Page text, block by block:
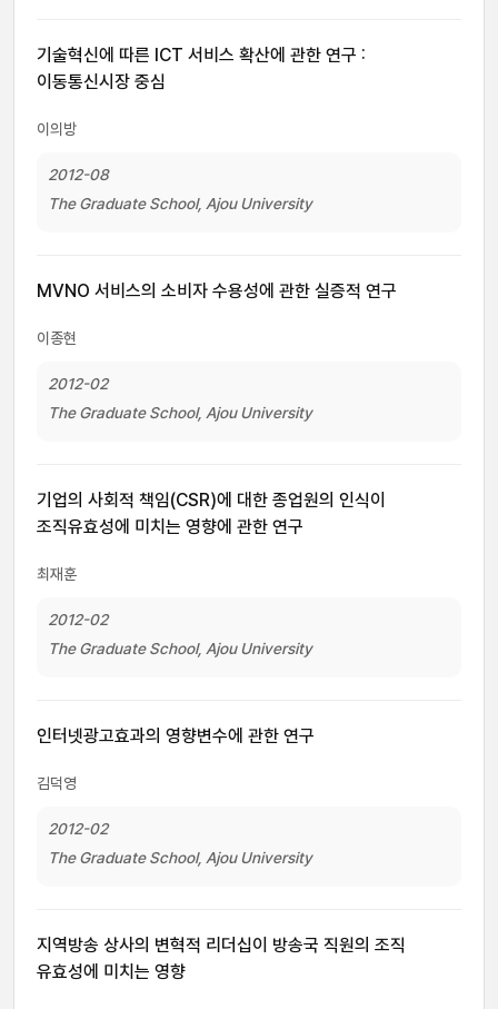
기술혁신에 따른 ICT 서비스 확산에 관한 연구 :
이동통신시장 중심
이의방
2012-08
The Graduate School, Ajou University
MVNO 서비스의 소비자 수용성에 관한 실증적 연구
이종현
2012-02
The Graduate School, Ajou University
기업의 사회적 책임(CSR)에 대한 종업원의 인식이
조직유효성에 미치는 영향에 관한 연구
최재훈
2012-02
The Graduate School, Ajou University
인터넷광고효과의 영향변수에 관한 연구
김덕영
2012-02
The Graduate School, Ajou University
지역방송 상사의 변혁적 리더십이 방송국 직원의 조직
유효성에 미치는 영향